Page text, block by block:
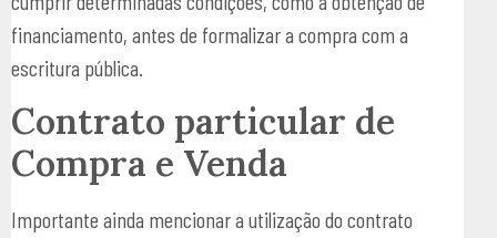
financiamento, antes de formalizar a compra com a
escritura pública.
Contrato particular de
Compra e Venda
Importante ainda mencionar a utilização do contrato